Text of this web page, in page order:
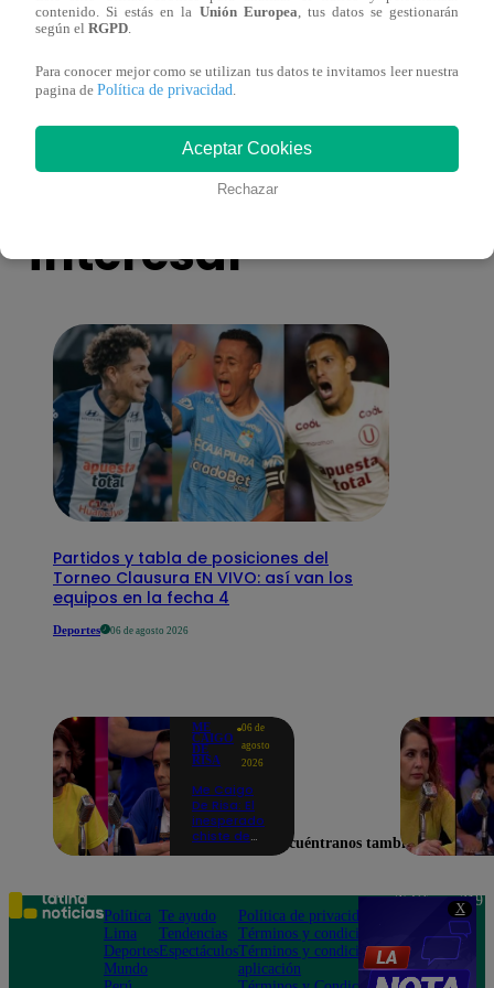
X
Pájaro Gómez venció a Miguel Mateos y
rock
También te puede
interesar
Partidos y tabla de posiciones del
Torneo Clausura EN VIVO: así van los
equipos en la fecha 4
Deportes 06 de agosto 2026
ME
CAIGO
DE
RISA
06 de
agosto
2026
Me Caigo
De Risa: El
inesperado
chiste de
hizo
explotar a
todo el set
contenido. Si estás en la Unión Europea, tus datos se gestionarán
según el RGPD.
Para conocer mejor como se utilizan tus datos te invitamos leer nuestra
pagina de Política de privacidad.
Aceptar Cookies
Rechazar
Encuéntranos también en
Política
Lima
Deportes
Mundo
Te ayudo
Tendencias
Espectáculos
Política de privacidad
Términos y condiciones
Términos y condiciones
aplicación
Teléfono: 219
Av. San
Felipe 968
Jesús María